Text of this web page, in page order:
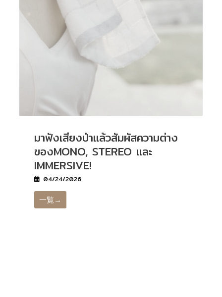
มาฟังเสียงป่าแล้วสัมผัสความต่าง
ของMONO, STEREO และ
IMMERSIVE!
04/24/2026
一覧→